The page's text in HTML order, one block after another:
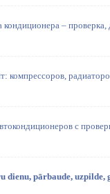
кондиционера –
компрессоров,
с
dienu, pārbaude, uzpilde,